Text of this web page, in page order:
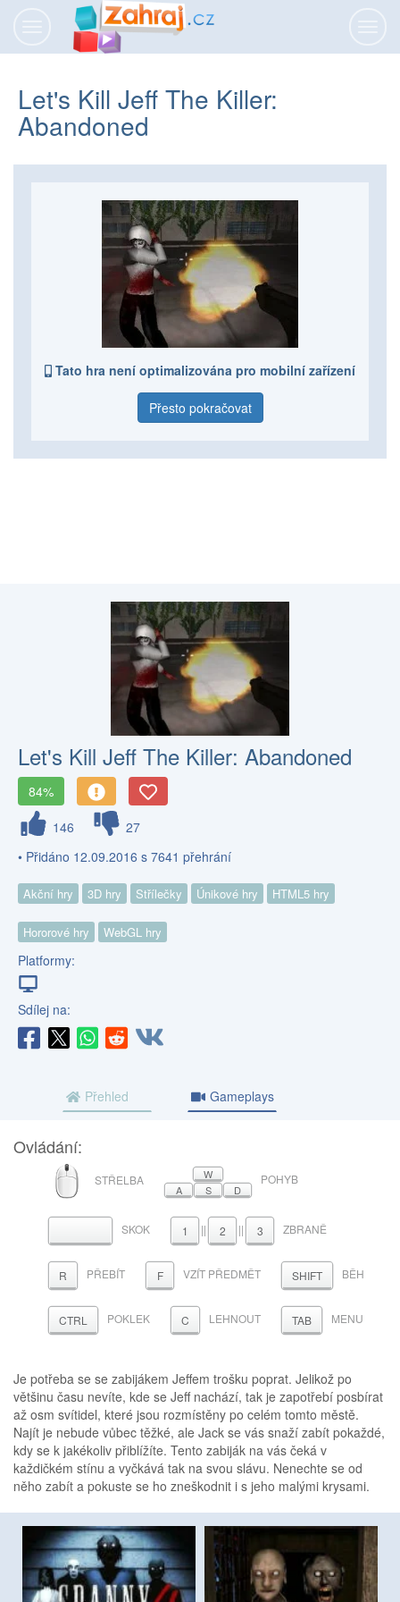
Let's Kill Jeff The Killer:
Abandoned
Tato hra není optimalizována pro mobilní zařízení
Přesto pokračovat
Let's Kill Jeff The Killer: Abandoned
84%
146
27
• Přidáno 12.09.2016 s 7641 přehrání
Akční hry 3D hry Střílečky Únikové hry HTML5 hry
Hororové hry WebGL hry
Platformy:
Sdílej na:
Přehled Gameplays
Ovládání:
MYŠ
STŘELBA
W
A
S D
POHYB
MEZERNÍKSKOK 1 || 2 || 3 ZBRANĚ
R PŘEBÍT F VZÍT PŘEDMĚT SHIFT BĚH
CTRL POKLEK C LEHNOUT TAB MENU
Je potřeba se se zabijákem Jeffem trošku poprat. Jelikož po
většinu času nevíte, kde se Jeff nachází, tak je zapotřebí posbírat
až osm svítidel, které jsou rozmístěny po celém tomto městě.
Najít je nebude vůbec těžké, ale Jack se vás snaží zabít pokaždé,
kdy se k jakékoliv přiblížíte. Tento zabiják na vás čeká v
každičkém stínu a vyčkává tak na svou slávu. Nenechte se od
něho zabít a pokuste se ho zneškodnit i s jeho malými krysami.